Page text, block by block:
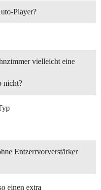
Player?
vielleicht eine
nicht?
Entzerrvorverstärker
einen extra